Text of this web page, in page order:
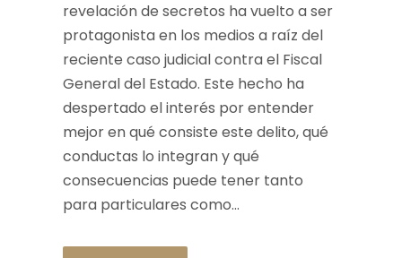
revelación de secretos ha vuelto a ser
protagonista en los medios a raíz del
reciente caso judicial contra el Fiscal
General del Estado. Este hecho ha
despertado el interés por entender
mejor en qué consiste este delito, qué
conductas lo integran y qué
consecuencias puede tener tanto
para particulares como...